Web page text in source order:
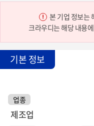
본 기업 정보는
크라우디는 해당 내용
기본 정보
업종
제조업